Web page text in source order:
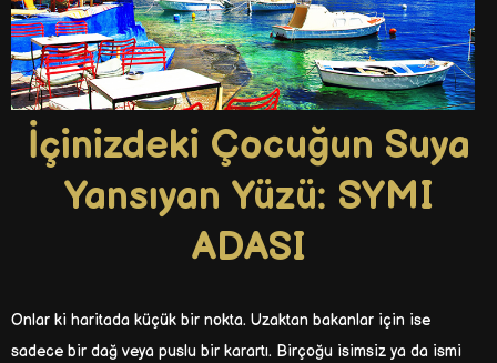
İçinizdeki Çocuğun Suya
Yansıyan Yüzü: SYMI
ADASI
Onlar ki haritada küçük bir nokta. Uzaktan bakanlar için ise
sadece bir dağ veya puslu bir karartı. Birçoğu isimsiz ya da ismi